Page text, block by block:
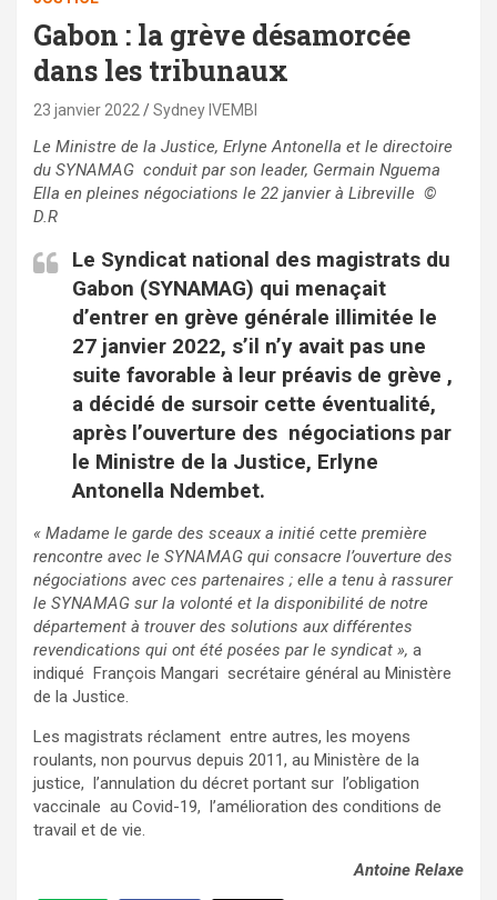
Gabon : la grève désamorcée
dans les tribunaux
23 janvier 2022 Sydney IVEMBI
Le Ministre de la Justice, Erlyne Antonella et le directoire
du SYNAMAG conduit par son leader, Germain Nguema
Ella en pleines négociations le 22 janvier à Libreville ©
D.R
Le Syndicat national des magistrats du
Gabon (SYNAMAG) qui menaçait
d’entrer en grève générale illimitée le
27 janvier 2022, s’il n’y avait pas une
suite favorable à leur préavis de grève ,
a décidé de sursoir cette éventualité,
après l’ouverture des négociations par
le Ministre de la Justice, Erlyne
Antonella Ndembet.
« Madame le garde des sceaux a initié cette première
rencontre avec le SYNAMAG qui consacre l’ouverture des
négociations avec ces partenaires ; elle a tenu à rassurer
le SYNAMAG sur la volonté et la disponibilité de notre
département à trouver des solutions aux différentes
revendications qui ont été posées par le syndicat », a
indiqué François Mangari secrétaire général au Ministère
de la Justice.
Les magistrats réclament entre autres, les moyens
roulants, non pourvus depuis 2011, au Ministère de la
justice, l’annulation du décret portant sur l’obligation
vaccinale au Covid-19, l’amélioration des conditions de
travail et de vie.
Antoine Relaxe